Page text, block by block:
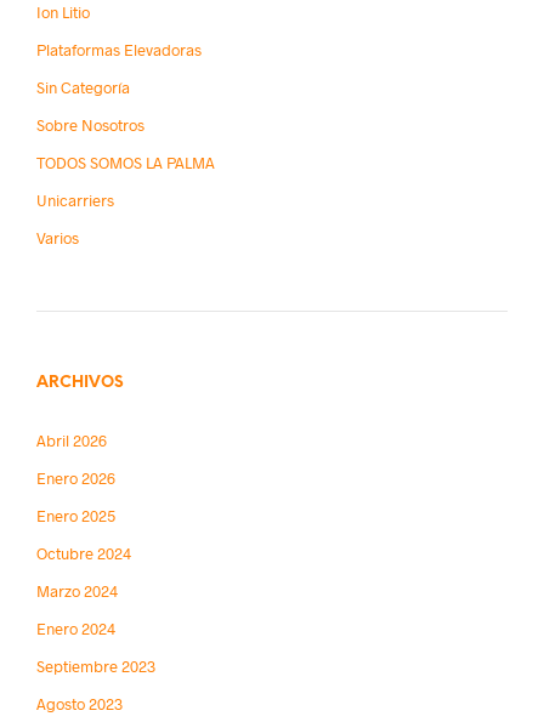
Ion Litio
Plataformas Elevadoras
Sin Categoría
Sobre Nosotros
TODOS SOMOS LA PALMA
Unicarriers
Varios
ARCHIVOS
Abril 2026
Enero 2026
Enero 2025
Octubre 2024
Marzo 2024
Enero 2024
Septiembre 2023
Agosto 2023